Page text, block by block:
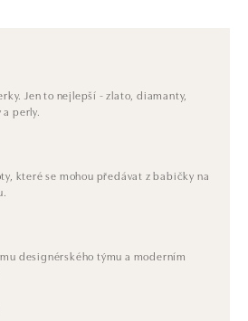
Jen to nejlepší - zlato, diamanty,
perly.
které se mohou předávat z babičky na
designérského týmu a moderním